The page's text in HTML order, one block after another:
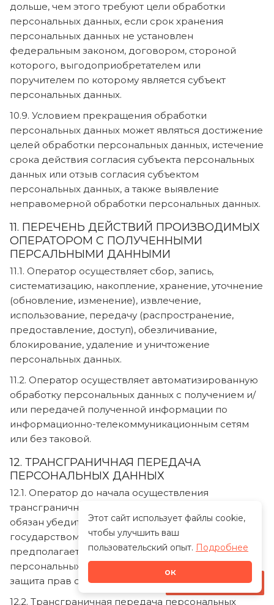
Этот сайт использует файлы cookie,
чтобы улучшить ваш
пользовательский опыт. Подробнее
ок
дольше, чем этого требуют цели обработки
персональных данных, если срок хранения
персональных данных не установлен
федеральным законом, договором, стороной
которого, выгодоприобретателем или
поручителем по которому является субъект
персональных данных.
10.9. Условием прекращения обработки
персональных данных может являться достижение
целей обработки персональных данных, истечение
срока действия согласия субъекта персональных
данных или отзыв согласия субъектом
персональных данных, а также выявление
неправомерной обработки персональных данных.
11. ПЕРЕЧЕНЬ ДЕЙСТВИЙ ПРОИЗВОДИМЫХ
ОПЕРАТОРОМ С ПОЛУЧЕННЫМИ
ПЕРСАЛЬНЫМИ ДАННЫМИ
11.1. Оператор осуществляет сбор, запись,
систематизацию, накопление, хранение, уточнение
(обновление, изменение), извлечение,
использование, передачу (распространение,
предоставление, доступ), обезличивание,
блокирование, удаление и уничтожение
персональных данных.
11.2. Оператор осуществляет автоматизированную
обработку персональных данных с получением и/
или передачей полученной информации по
информационно-телекоммуникационным сетям
или без таковой.
12. ТРАНСГРАНИЧНАЯ ПЕРЕДАЧА
ПЕРСОНАЛЬНЫХ ДАННЫХ
12.1. Оператор до начала осуществления
трансграничной передачи персональных данных
обязан убедиться в том, что иностранным
государством, на территорию которого
предполагается осуществлять передачу
персональных данных, обеспечивается надежная
защита прав субъектов персональных данных.
12.2. Трансграничная передача персональных
Стать дилером